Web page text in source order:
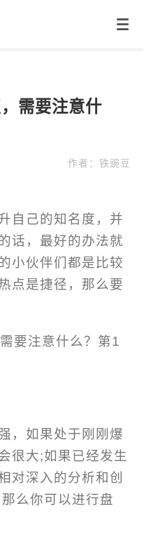
需要注意什
作者：铁豌豆
自己的知名度，并
话，最好的办法就
小伙伴们都是比较
点是捷径，那么要
，如果处于刚刚爆
很大;如果已经发生
对深入的分析和创
么你可以进行盘